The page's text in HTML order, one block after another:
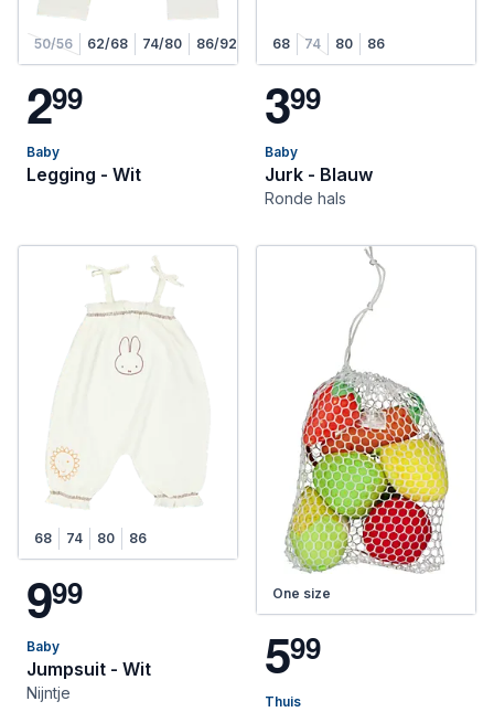
50/56 62/68 74/80 86/92 98/104
299
Baby
Legging - Wit
68 74 80 86
399
Baby
Jurk - Blauw
Ronde hals
68 74 80 86
999
Baby
Jumpsuit - Wit
Nijntje
One size
599
Thuis